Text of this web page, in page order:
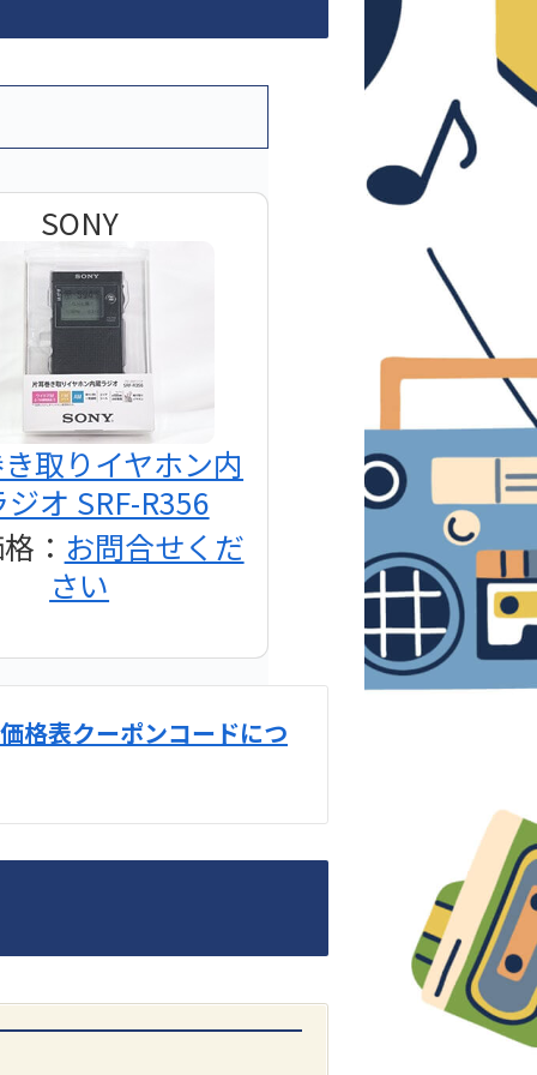
SONY
取りイヤホン内
オ SRF-R356
： お問合せくだ
さい
DENON
格表クーポンコードにつ